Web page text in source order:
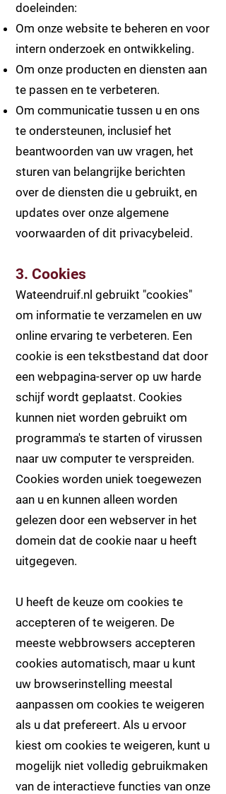
doeleinden:
Om onze website te beheren en voor
intern onderzoek en ontwikkeling.
Om onze producten en diensten aan
te passen en te verbeteren.
Om communicatie tussen u en ons
te ondersteunen, inclusief het
beantwoorden van uw vragen, het
sturen van belangrijke berichten
over de diensten die u gebruikt, en
updates over onze algemene
voorwaarden of dit privacybeleid.
3. Cookies
Wateendruif.nl gebruikt "cookies"
om informatie te verzamelen en uw
online ervaring te verbeteren. Een
cookie is een tekstbestand dat door
een webpagina-server op uw harde
schijf wordt geplaatst. Cookies
kunnen niet worden gebruikt om
programma's te starten of virussen
naar uw computer te verspreiden.
Cookies worden uniek toegewezen
aan u en kunnen alleen worden
gelezen door een webserver in het
domein dat de cookie naar u heeft
uitgegeven.
U heeft de keuze om cookies te
accepteren of te weigeren. De
meeste webbrowsers accepteren
cookies automatisch, maar u kunt
uw browserinstelling meestal
aanpassen om cookies te weigeren
als u dat prefereert. Als u ervoor
kiest om cookies te weigeren, kunt u
mogelijk niet volledig gebruikmaken
van de interactieve functies van onze